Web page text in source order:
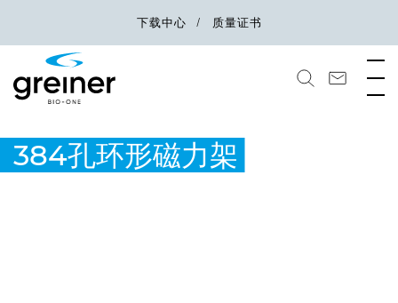
下载中心 质量证书
384孔环形磁力架